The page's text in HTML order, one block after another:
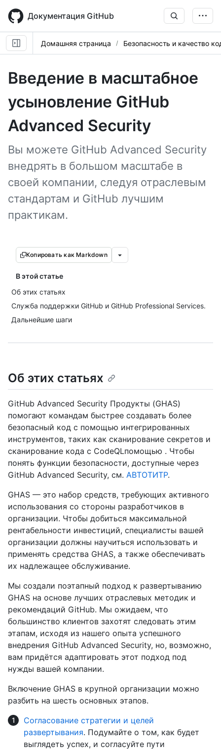
main
content
Документация GitHub
Домашняя страница Безопасность и качество
Введение в масштабное
усыновление GitHub
Advanced Security
Вы можете GitHub Advanced Security
внедрять в большом масштабе в
своей компании, следуя отраслевым
стандартам и GitHub лучшим
практикам.
Копировать как Markdown
В этой статье
Об этих статьях
Служба поддержки GitHub и GitHub Professional Services.
Дальнейшие шаги
Об этих статьях
GitHub Advanced Security Продукты (GHAS)
помогают командам быстрее создавать более
безопасный код с помощью интегрированных
инструментов, таких как сканирование секретов и
сканирование кода с CodeQLпомощью . Чтобы
понять функции безопасности, доступные через
GitHub Advanced Security, см. АВТОТИТР.
GHAS — это набор средств, требующих активного
использования со стороны разработчиков в
организации. Чтобы добиться максимальной
рентабельности инвестиций, специалисты вашей
организации должны научиться использовать и
применять средства GHAS, а также обеспечивать
их надлежащее обслуживание.
Мы создали поэтапный подход к развертыванию
GHAS на основе лучших отраслевых методик и
рекомендаций GitHub. Мы ожидаем, что
большинство клиентов захотят следовать этим
этапам, исходя из нашего опыта успешного
внедрения GitHub Advanced Security, но, возможно,
вам придётся адаптировать этот подход под
нужды вашей компании.
Включение GHAS в крупной организации можно
разбить на шесть основных этапов.
Согласование стратегии и целей
развертывания. Подумайте о том, как будет
выглядеть успех, и согласуйте пути